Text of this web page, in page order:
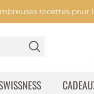
recettes pour